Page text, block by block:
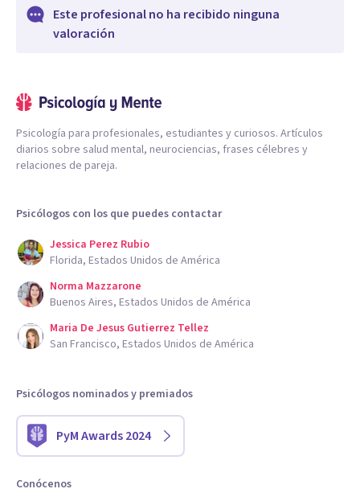
Este profesional no ha recibido ninguna
valoración
Psicología para profesionales, estudiantes y curiosos. Artículos
diarios sobre salud mental, neurociencias, frases célebres y
relaciones de pareja.
Psicólogos con los que puedes contactar
Jessica Perez Rubio
Florida, Estados Unidos de América
Norma Mazzarone
Buenos Aires, Estados Unidos de América
Maria De Jesus Gutierrez Tellez
San Francisco, Estados Unidos de América
Psicólogos nominados y premiados
PyM Awards 2024
Conócenos